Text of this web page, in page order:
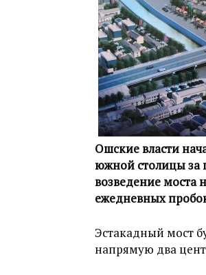
Ошские власти
южной столицы за
возведение моста
ежедневных
Эстакадный мост
напрямую два